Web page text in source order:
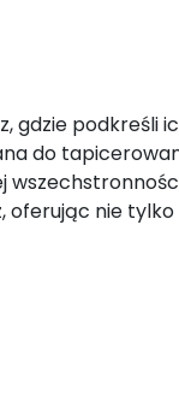
gdzie podkreśli
do
oferując nie